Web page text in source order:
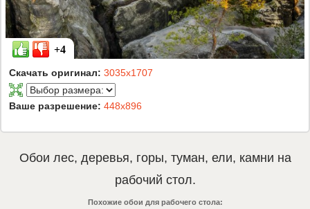
+4
Скачать оригинал: 3035x1707
Ваше разрешение: 448x896
Обои лес, деревья, горы, туман, ели, камни на
рабочий стол.
Похожие обои для рабочего стола: